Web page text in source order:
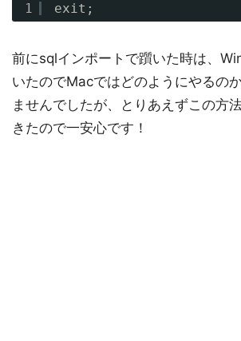
1 exit;
前にsqlインポートで躓いた時は、
いたのでMacではどのようにやるの
ませんでしたが、とりあえずこの方
きたので一安心です！